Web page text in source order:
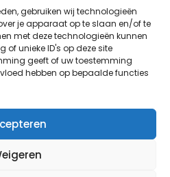
gebruiken wij technologieën
je apparaat op te slaan en/of te
met deze technologieën kunnen
unieke ID's op deze site
geeft of uw toestemming
hebben op bepaalde functies